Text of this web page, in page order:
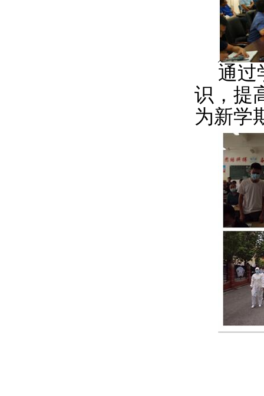
通过
识，提
为新学